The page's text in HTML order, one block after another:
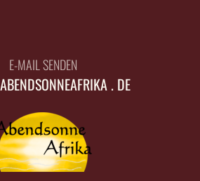
E-MAIL SENDEN
. DE